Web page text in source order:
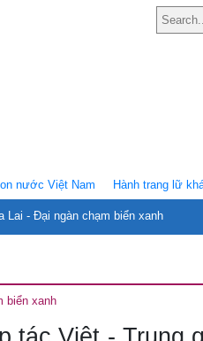
Lai - Đại ngàn chạm biển xanh
nước Việt Nam Hành trang lữ
biển xanh